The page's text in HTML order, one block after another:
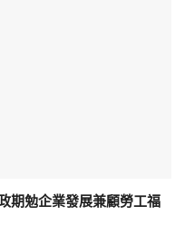
期勉企業發展兼顧勞工福